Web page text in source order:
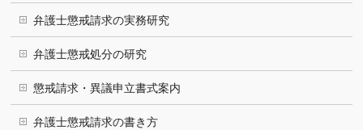
弁護士懲戒請求の実務研究
弁護士懲戒処分の研究
懲戒請求・異議申立書式案内
弁護士懲戒請求の書き方